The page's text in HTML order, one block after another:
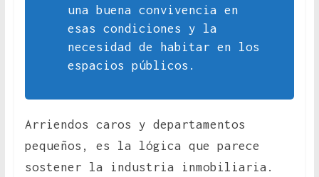
una buena convivencia en
esas condiciones y la
necesidad de habitar en los
espacios públicos.
Arriendos caros y departamentos
pequeños, es la lógica que parece
sostener la industria inmobiliaria.